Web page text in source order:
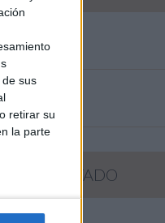
sus
retirar su
la parte
MÁS VISITADO